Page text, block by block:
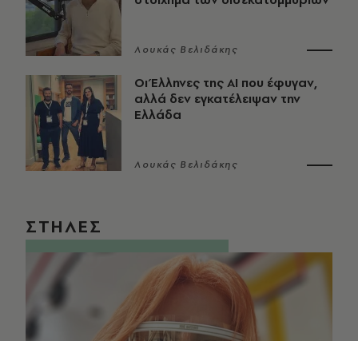
Λουκάς Βελιδάκης
Οι Έλληνες της ΑΙ που έφυγαν,
αλλά δεν εγκατέλειψαν την
Ελλάδα
Λουκάς Βελιδάκης
ΣΤΗΛΕΣ